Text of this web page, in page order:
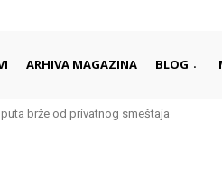
ARHIVA MAGAZINA BLOG
brže od privatnog smeštaja
posleratni mit?